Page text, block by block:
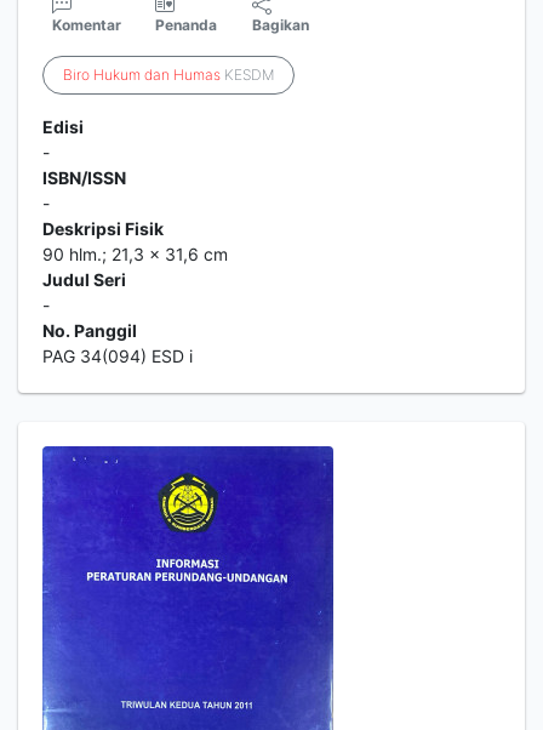
Komentar Penanda Bagikan
Biro Hukum dan Humas KESDM
Edisi
-
ISBN/ISSN
-
Deskripsi Fisik
90 hlm.; 21,3 x 31,6 cm
Judul Seri
-
No. Panggil
PAG 34(094) ESD i